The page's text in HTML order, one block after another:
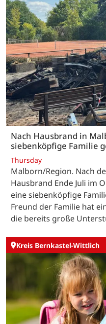
Nach Hausbrand in
siebenköpfige Familie
Thursday
Malborn/Region. Nach
Hausbrand Ende Juli im
eine siebenköpfige
Freund der Familie hat
die bereits große
Kreis Bernkastel-Wittlich